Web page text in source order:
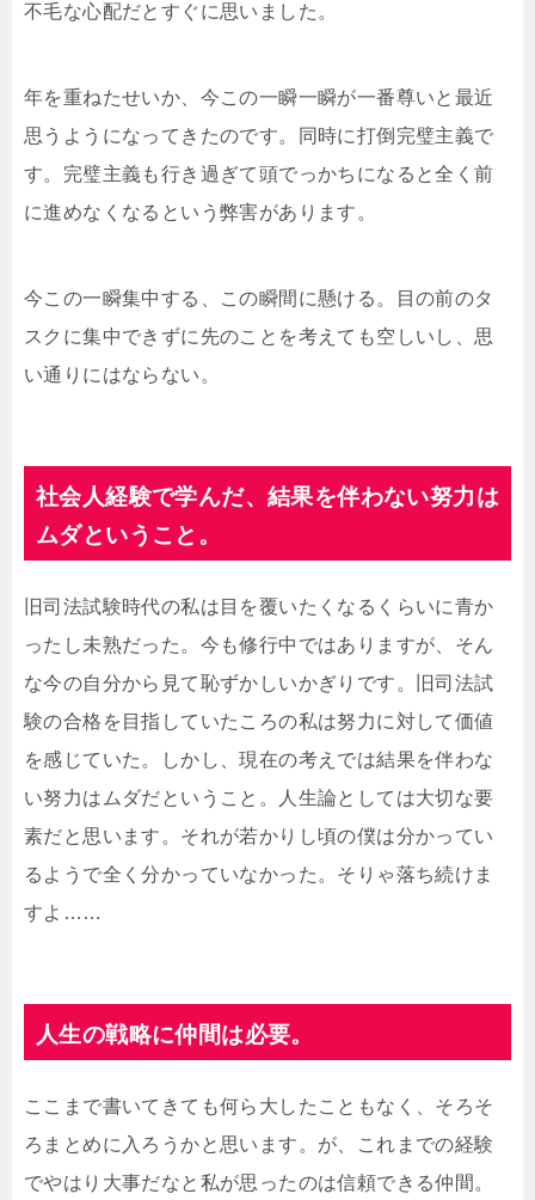
不毛な心配だとすぐに思いました。
年を重ねたせいか、今この一瞬一瞬が一番尊いと最近
思うようになってきたのです。同時に打倒完璧主義で
す。完璧主義も行き過ぎて頭でっかちになると全く前
に進めなくなるという弊害があります。
今この一瞬集中する、この瞬間に懸ける。目の前のタ
スクに集中できずに先のことを考えても空しいし、思
い通りにはならない。
社会人経験で学んだ、結果を伴わない努力は
ムダということ。
旧司法試験時代の私は目を覆いたくなるくらいに青か
ったし未熟だった。今も修行中ではありますが、そん
な今の自分から見て恥ずかしいかぎりです。旧司法試
験の合格を目指していたころの私は努力に対して価値
を感じていた。しかし、現在の考えでは結果を伴わな
い努力はムダだということ。人生論としては大切な要
素だと思います。それが若かりし頃の僕は分かってい
るようで全く分かっていなかった。そりゃ落ち続けま
すよ……
人生の戦略に仲間は必要。
ここまで書いてきても何ら大したこともなく、そろそ
ろまとめに入ろうかと思います。が、これまでの経験
でやはり大事だなと私が思ったのは信頼できる仲間。